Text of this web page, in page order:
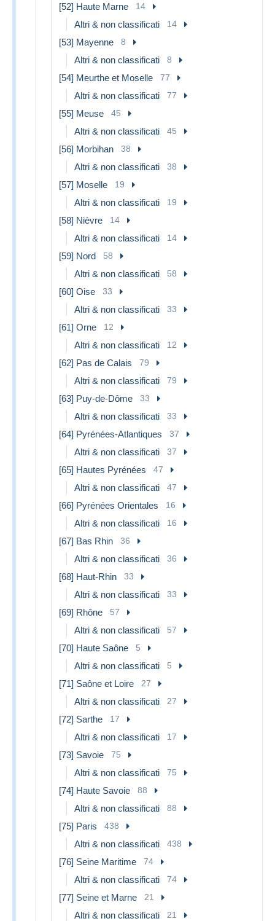
[52] Haute Marne 14
Altri & non classificati 14
[53] Mayenne 8
Altri & non classificati 8
[54] Meurthe et Moselle 77
Altri & non classificati 77
[55] Meuse 45
Altri & non classificati 45
[56] Morbihan 38
Altri & non classificati 38
[57] Moselle 19
Altri & non classificati 19
[58] Nièvre 14
Altri & non classificati 14
[59] Nord 58
Altri & non classificati 58
[60] Oise 33
Altri & non classificati 33
[61] Orne 12
Altri & non classificati 12
[62] Pas de Calais 79
Altri & non classificati 79
[63] Puy-de-Dôme 33
Altri & non classificati 33
[64] Pyrénées-Atlantiques 37
Altri & non classificati 37
[65] Hautes Pyrénées 47
Altri & non classificati 47
[66] Pyrénées Orientales 16
Altri & non classificati 16
[67] Bas Rhin 36
Altri & non classificati 36
[68] Haut-Rhin 33
Altri & non classificati 33
[69] Rhône 57
Altri & non classificati 57
[70] Haute Saône 5
Altri & non classificati 5
[71] Saône et Loire 27
Altri & non classificati 27
[72] Sarthe 17
Altri & non classificati 17
[73] Savoie 75
Altri & non classificati 75
[74] Haute Savoie 88
Altri & non classificati 88
[75] Paris 438
Altri & non classificati 438
[76] Seine Maritime 74
Altri & non classificati 74
[77] Seine et Marne 21
Altri & non classificati 21